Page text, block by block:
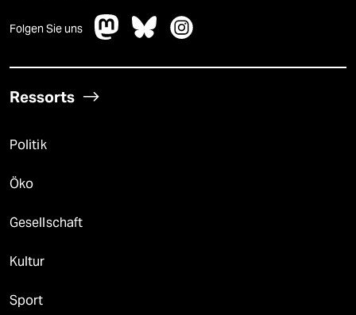
Folgen Sie uns
Ressorts
Politik
Öko
Gesellschaft
Kultur
Sport